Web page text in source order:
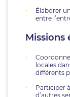
Élaborer
entre
Missions
locales
différents
Participer
d’autres